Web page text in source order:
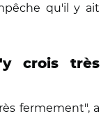
qu'il y ait
crois très
fermement", a